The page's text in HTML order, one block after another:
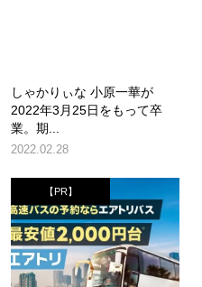
しゃかりぃな 小原一華が
2022年3月25日をもって卒
業。期...
2022.02.28
【PR】